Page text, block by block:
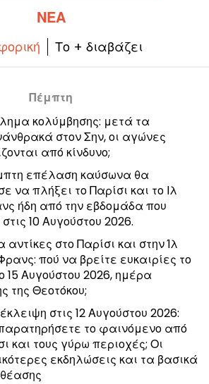
κόβουν την ανάσα.
ΝΈΑ
Το + διαβάζει
Πέμπτη
κολύμβησης: μετά τα
στον Σην, οι αγώνες
από κίνδυνο;
επέλαση καύσωνα θα
να πλήξει το Παρίσι και το Ιλ
ήδη από την εβδομάδα που
10 Αυγούστου 2026.
στο Παρίσι και στην Ίλ
πού να βρείτε ευκαιρίες το
15 Αυγούστου 2026, ημέρα
της Θεοτόκου;
στις 12 Αυγούστου 2026:
το φαινόμενο από
και τους γύρω περιοχές; Οι
εκδηλώσεις και τα βασικά